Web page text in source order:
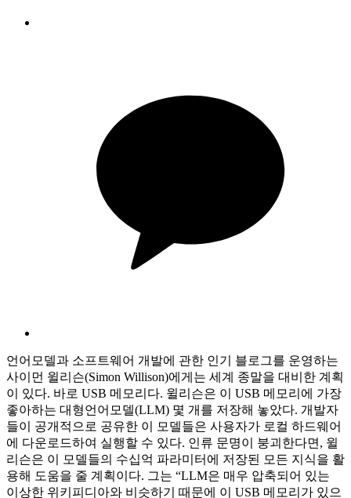
언어모델과 소프트웨어 개발에 관한 인기 블로그를 운영하는
사이먼 윌리슨(Simon Willison)에게는 세계 종말을 대비한 계획
이 있다. 바로 USB 메모리다. 윌리슨은 이 USB 메모리에 가장
좋아하는 대형언어모델(LLM) 몇 개를 저장해 놓았다. 개발자
들이 공개적으로 공유한 이 모델들은 사용자가 로컬 하드웨어
에 다운로드하여 실행할 수 있다. 인류 문명이 붕괴한다면, 윌
리슨은 이 모델들의 수십억 파라미터에 저장된 모든 지식을 활
용해 도움을 줄 계획이다. 그는 “LLM은 매우 압축되어 있는
이상한 위키피디아와 비슷하기 때문에 이 USB 메모리가 있으